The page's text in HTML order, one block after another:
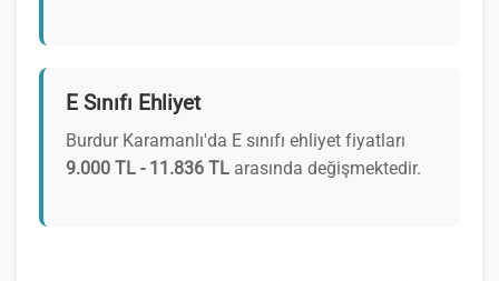
E Sınıfı Ehliyet
Burdur Karamanlı'da E sınıfı ehliyet fiyatları
9.000 TL - 11.836 TL arasında değişmektedir.